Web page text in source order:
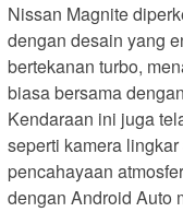
Nissan Magnite
dengan desain yang
bertekanan turbo,
biasa bersama
Kendaraan ini juga
seperti kamera
pencahayaan
dengan Android Auto